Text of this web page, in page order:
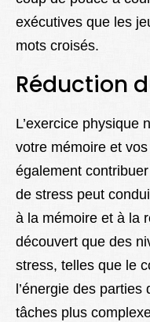
exécutives que les
mots croisés.
Réduction
L’exercice physique
votre mémoire et
également
de stress peut
à la mémoire et à la
découvert que des
stress, telles que le
l’énergie des
tâches plus